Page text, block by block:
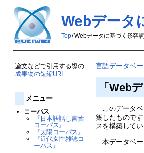
Webデータ
Top/Webデータに基づく形容
言語データベ
「Web
このデータベ
築したもので
スを構築してい
本データベー
論文などで引用する際の
成果物の短縮URL
メニュー
コーパス
『日本語話し言葉
コーパス』
『太陽コーパス』
『近代女性雑誌コ
ーパス』